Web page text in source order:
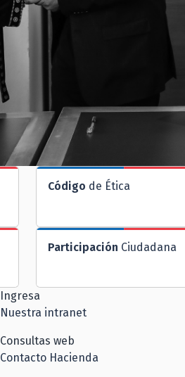
Código de Ética
Participación Ciudadana
Ingresa
Nuestra intranet
Consultas web
Contacto Hacienda